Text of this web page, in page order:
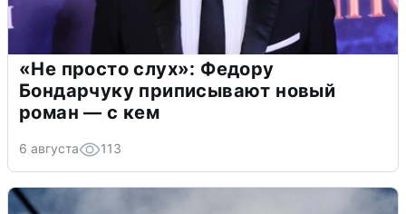
«Не просто слух»: Федору
Бондарчуку приписывают новый
роман — с кем
6 августа 113